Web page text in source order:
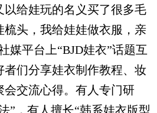
以给娃玩的名义买了很多毛
梳头，我给娃娃做衣服，亲
媒平台上“BJD娃衣”话题互
者们分享娃衣制作教程、妆
会交流心得。有人专门研
”，有人擅长“韩系娃衣版型